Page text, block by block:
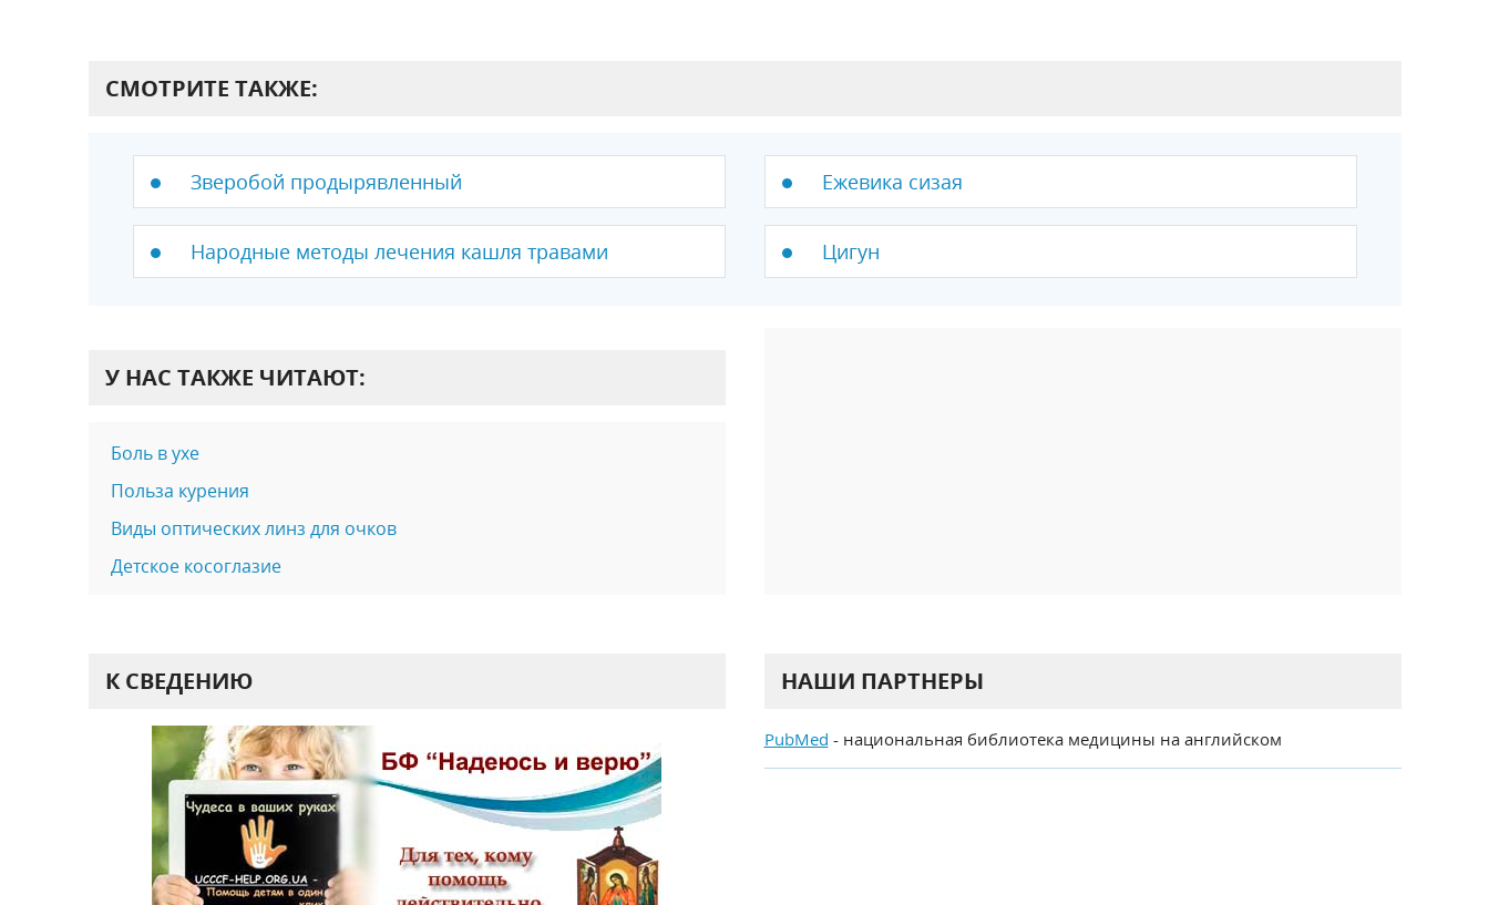
СМОТРИТЕ ТАКЖЕ:
Зверобой продырявленный Ежевика сизая
Народные методы лечения кашля травами Цигун
У НАС ТАКЖЕ ЧИТАЮТ:
Боль в ухе
Польза курения
Виды оптических линз для очков
Детское косоглазие
К СВЕДЕНИЮ НАШИ ПАРТНЕРЫ
PubMed - национальная библиотека медицины на английском